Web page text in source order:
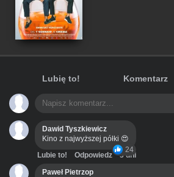
Lubię to! Komentarz
Dawid Tyszkiewicz
Kino z najwyższej półki 😍
24
Lubie to! Odpowiedz
3 dni
Paweł Pietrzop